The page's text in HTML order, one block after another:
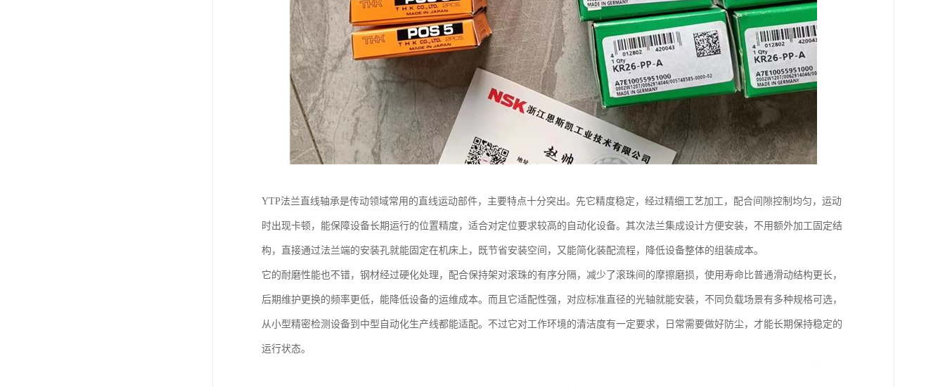
YTP法兰直线轴承是传动领域常用的直线运动部件，主要特点十分突出。先它精度稳定，经过精细工艺加工，配合间隙控制均匀，运动
时出现卡顿，能保障设备长期运行的位置精度，适合对定位要求较高的自动化设备。其次法兰集成设计方便安装，不用额外加工固定结
构，直接通过法兰端的安装孔就能固定在机床上，既节省安装空间，又能简化装配流程，降低设备整体的组装成本。
它的耐磨性能也不错，钢材经过硬化处理，配合保持架对滚珠的有序分隔，减少了滚珠间的摩擦磨损，使用寿命比普通滑动结构更长，
后期维护更换的频率更低，能降低设备的运维成本。而且它适配性强，对应标准直径的光轴就能安装，不同负载场景有多种规格可选，
从小型精密检测设备到中型自动化生产线都能适配。不过它对工作环境的清洁度有一定要求，日常需要做好防尘，才能长期保持稳定的
运行状态。